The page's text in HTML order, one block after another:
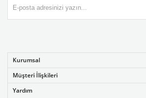
Kurumsal
Müşteri İlişkileri
Yardım